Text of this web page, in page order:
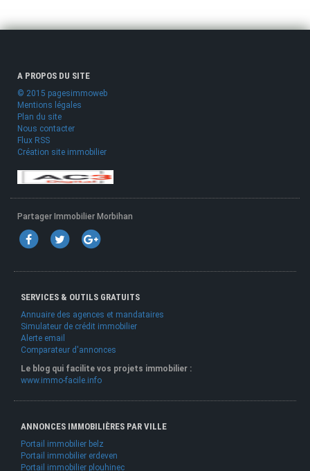
A PROPOS DU SITE
© 2015 pagesimmoweb
Mentions légales
Plan du site
Nous contacter
Flux RSS
Création site immobilier
Partager Immobilier Morbihan
SERVICES & OUTILS GRATUITS
Annuaire des agences et mandataires
Simulateur de crédit immobilier
Alerte email
Comparateur d'annonces
Le blog qui facilite vos projets immobilier :
www.immo-facile.info
ANNONCES IMMOBILIÈRES PAR VILLE
Portail immobilier belz
Portail immobilier erdeven
Portail immobilier plouhinec